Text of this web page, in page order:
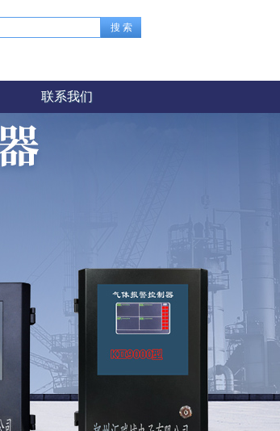
联系我们